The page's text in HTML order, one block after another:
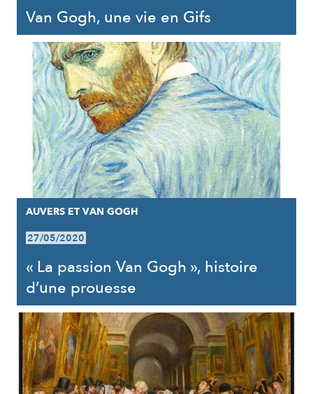
Van Gogh, une vie en Gifs
AUVERS ET VAN GOGH
27/05/2020
« La passion Van Gogh », histoire
d’une prouesse